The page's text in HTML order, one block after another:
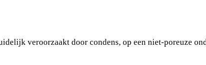
veroorzaakt door condens, op een niet-poreuze